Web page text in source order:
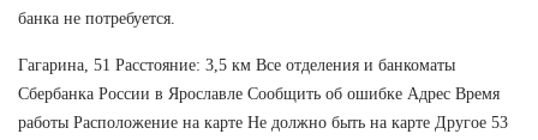
банка не потребуется.
Гагарина, 51 Расстояние: 3,5 км Все отделения и банкоматы
Сбербанка России в Ярославле Сообщить об ошибке Адрес Время
работы Расположение на карте Не должно быть на карте Другое 53